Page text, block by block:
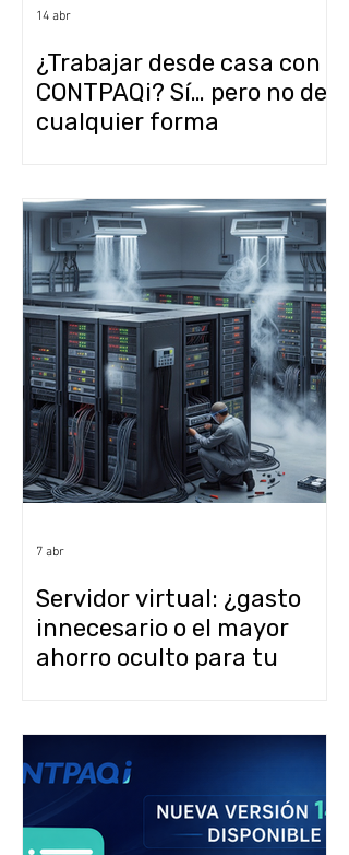
¿Trabajar desde casa con
CONTPAQi? Sí… pero no de
cualquier forma
14 abr
Servidor virtual: ¿gasto
innecesario o el mayor
ahorro oculto para tu
7 abr